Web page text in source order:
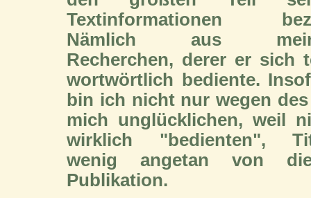
Textinformationen
Nämlich aus
Recherchen, derer er sich
wortwörtlich bediente.
bin ich nicht nur wegen
mich unglücklichen, weil
wirklich "bedienten",
wenig angetan von
Publikation.